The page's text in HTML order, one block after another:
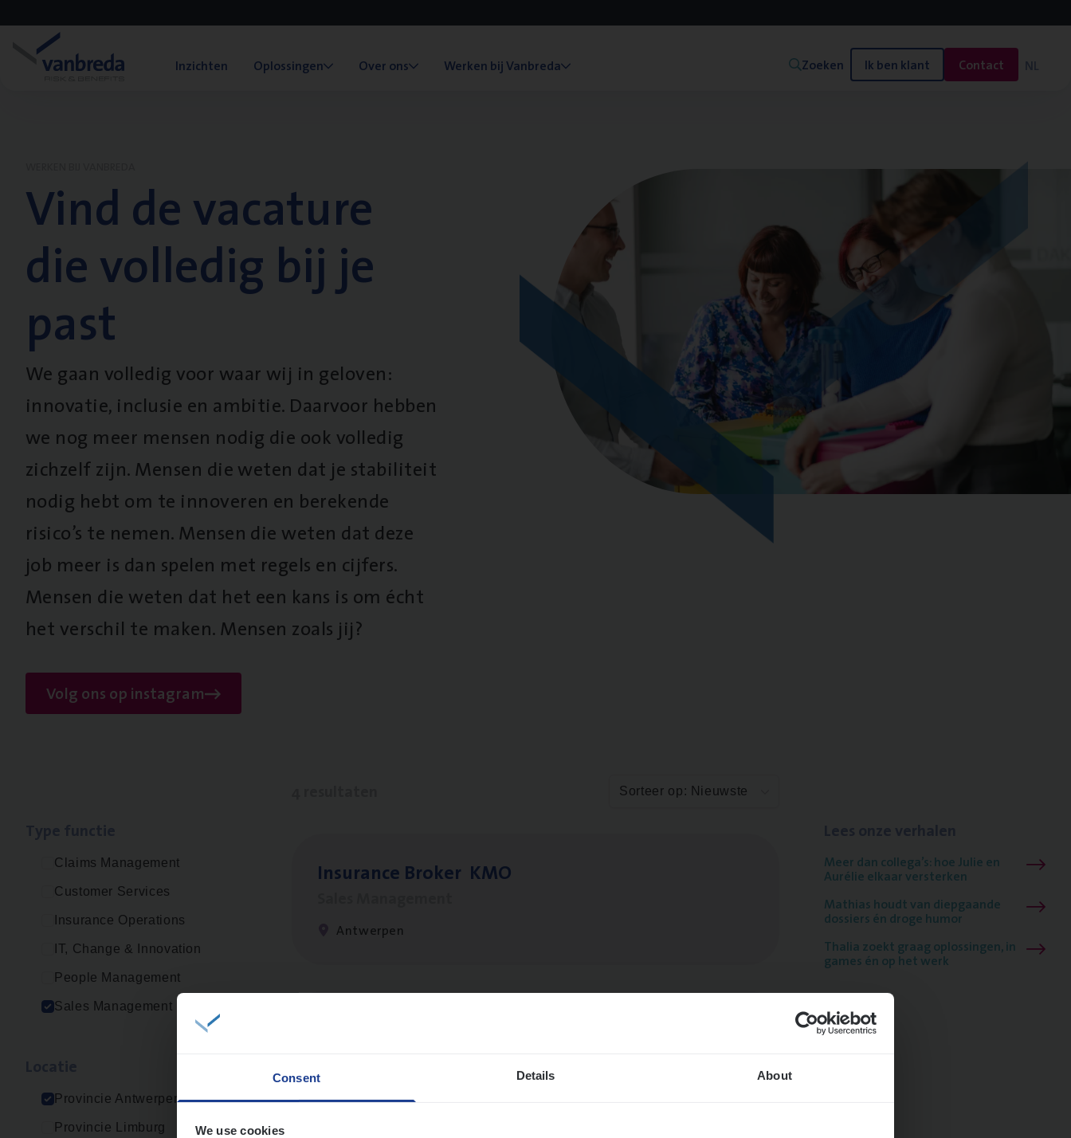
Consent Details About
We use cookies
Inzichten Oplossingen Over ons Werken bij Vanbreda Zoeken Ik ben klant Contact NL
Vind de vacature
die volledig bij je
past
We gaan volledig voor waar wij in geloven:
innovatie, inclusie en ambitie. Daarvoor hebben
we nog meer mensen nodig die ook volledig
zichzelf zijn. Mensen die weten dat je stabiliteit
nodig hebt om te innoveren en berekende
risico’s te nemen. Mensen die weten dat deze
job meer is dan spelen met regels en cijfers.
Mensen die weten dat het een kans is om écht
het verschil te maken. Mensen zoals jij?
Volg ons op instagram
Claims Management
Customer Services
Insurance Operations
IT, Change & Innovation
People Management
Sales Management
Provincie Antwerpen
Provincie Limburg
Sorteer op: Nieuwste
Insu­ran­ce Bro­ker KMO
Antwerpen
Meer dan collega’s: hoe Julie en
Aurélie elkaar versterken
Mathias houdt van diepgaande
dossiers én droge humor
Thalia zoekt graag oplossingen, in
games én op het werk